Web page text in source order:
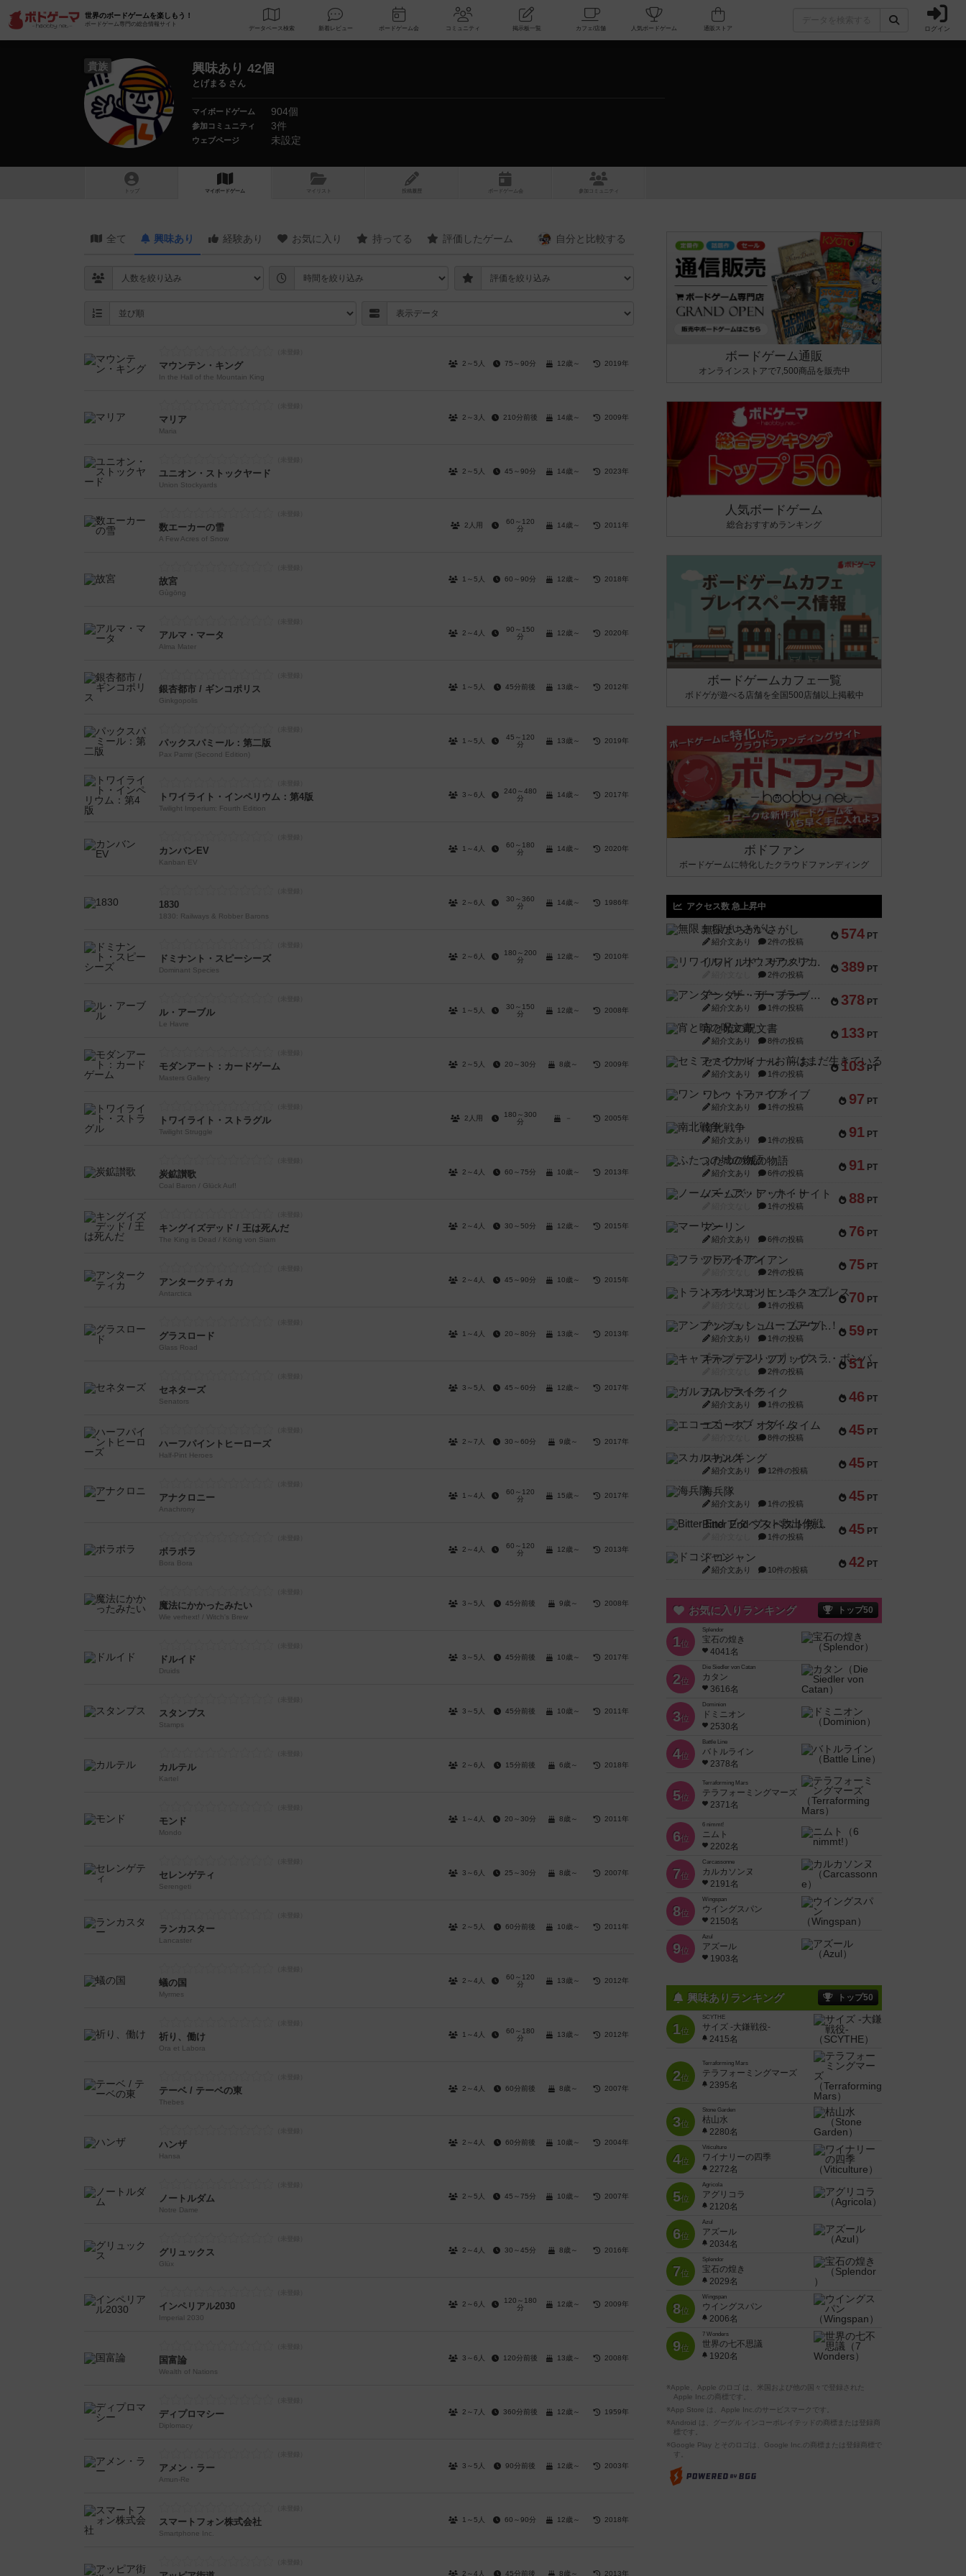
世界のボードゲームを楽しもう！
ボードゲーム専門の総合情報サイト
データベース 検索 新着レビュー ボードゲーム会 コミュニティ 掲示板一覧 カフェ/店舗 人気ボードゲーム ログイン
貴族 興味あり 42個
とげまる さん
マイボードゲーム 904個
参加コミュニティ 3件
ウェブページ 未設定
トップ マイボードゲーム マイリスト 投稿履歴 ボ ドゲ ーム コミュニティ
全て 興味あり 経験あり お気に入り 持ってる 評価したゲーム 自分と 比較する
マウンテン・キング
In the Hall of the Mountain King
2～5人 75～90分 12歳～ 2019年
マリア
Maria
2～3人 210分前後 14歳～ 2009年
ユニオン・ストックヤード
Union Stockyards
2～5人 45～90分 14歳～ 2023年
数エーカーの雪
A Few Acres of Snow
2人用
60～120
分
14歳～ 2011年
故宮
Gùgōng
1～5人 60～90分 12歳～ 2018年
アルマ・マータ
Alma Mater
2～4人
90～150
分
12歳～ 2020年
銀杏都市 / ギンコポリス
Ginkgopolis
1～5人 45分前後 13歳～ 2012年
パックスパミール：第二版
Pax Pamir (Second Edition)
1～5人
45～120
分
13歳～ 2019年
トワイライト・インペリウム：第4版
Twilight Imperium: Fourth Edition
3～6人
240～480
分
14歳～ 2017年
カンバンEV
Kanban EV
1～4人
60～180
分
14歳～ 2020年
1830
1830: Railways & Robber Barons
2～6人
30～360
分
14歳～ 1986年
ドミナント・スピーシーズ
Dominant Species
2～6人
180～200
分
12歳～ 2010年
ル・アーブル
Le Havre
1～5人
30～150
分
12歳～ 2008年
モダンアート：カードゲーム
Masters Gallery
2～5人 20～30分 8歳～ 2009年
トワイライト・ストラグル
Twilight Struggle
2人用
180～300
分
－ 2005年
炭鉱讃歌
Coal Baron / Glück Auf!
2～4人 60～75分 10歳～ 2013年
キングイズデッド / 王は死んだ
The King is Dead / König von Siam
2～4人 30～50分 12歳～ 2015年
アンタークティカ
Antarctica
2～4人 45～90分 10歳～ 2015年
グラスロード
Glass Road
1～4人 20～80分 13歳～ 2013年
セネターズ
Senators
3～5人 45～60分 12歳～ 2017年
ハーフパイントヒーローズ
Half-Pint Heroes
2～7人 30～60分 9歳～ 2017年
アナクロニー
Anachrony
1～4人
60～120
分
15歳～ 2017年
ボラボラ
Bora Bora
2～4人
60～120
分
12歳～ 2013年
魔法にかかったみたい
Wie verhext! / Witch's Brew
3～5人 45分前後 9歳～ 2008年
ドルイド
Druids
3～5人 45分前後 10歳～ 2017年
スタンプス
Stamps
3～5人 45分前後 10歳～ 2011年
カルテル
Kartel
2～6人 15分前後 6歳～ 2018年
モンド
Mondo
1～4人 20～30分 8歳～ 2011年
セレンゲティ
Serengeti
3～6人 25～30分 8歳～ 2007年
ランカスター
Lancaster
2～5人 60分前後 10歳～ 2011年
蟻の国
Myrmes
2～4人
60～120
分
13歳～ 2012年
祈り、働け
Ora et Labora
1～4人
60～180
分
13歳～ 2012年
テーベ / テーベの東
Thebes
2～4人 60分前後 8歳～ 2007年
ハンザ
Hansa
2～4人 60分前後 10歳～ 2004年
ノートルダム
Notre Dame
2～5人 45～75分 10歳～ 2007年
グリュックス
Glüx
2～4人 30～45分 8歳～ 2016年
インペリアル2030
Imperial 2030
2～6人
120～180
分
12歳～ 2009年
国富論
Wealth of Nations
3～6人 120分前後 13歳～ 2008年
ディプロマシー
Diplomacy
2～7人 360分前後 12歳～ 1959年
アメン・ラー
Amun-Re
3～5人 90分前後 12歳～ 2003年
スマートフォン株式会社
Smartphone Inc.
1～5人 60～90分 12歳～ 2018年
2～4人 45分前後 8歳～ 2013年
ボードゲーム通販
オンラインストアで7,500商品を販売中
人気ボードゲーム
総合おすすめランキング
ボードゲームカフェ一覧
ボドゲが遊べる店舗を全国500店舗以上掲載中
ボドファン
ボードゲームに特化したクラウドファンディング
アクセス数 急上昇中
574 PT
無限まちがいさがし
紹介文あり 2件の投稿
389 PT
リワイルド：サウスアメリカ
2件の投稿
378 PT
アンダー・ザ・テーブラー
紹介文あり 1件の投稿
133 PT
宵と暁の呪文書
紹介文あり 8件の投稿
103 PT
セミファイナル ～お前はまだ生きている～
紹介文あり 1件の投稿
97 PT
ワン・トゥ・ファイブ
紹介文あり 1件の投稿
91 PT
南北戦争
紹介文あり 1件の投稿
91 PT
ふたつの城の物語
紹介文あり 6件の投稿
88 PT
ノームズ・アット・ナイト
1件の投稿
76 PT
マーリン
紹介文あり 6件の投稿
75 PT
フラットアイアン
2件の投稿
70 PT
トランスオリエント・エクスプレス
1件の投稿
59 PT
アンブッシュ！：ムーブアウト！
紹介文あり 1件の投稿
51 PT
キャプテン・フリップ：イスラ・ボンバ
2件の投稿
46 PT
ガルフストライク
紹介文あり 1件の投稿
45 PT
エコーズ・オブ・タイム
8件の投稿
45 PT
スカルキング
紹介文あり 12件の投稿
45 PT
海兵隊
紹介文あり 1件の投稿
45 PT
Bitter End ブタペスト救出作戦
1件の投稿
42 PT
ドコジャン
紹介文あり 10件の投稿
お気に入りランキング トップ50
1位
Splendor
宝石の煌き
4041名
2位
Die Siedler von Catan
カタン
3616名
3位
Dominion
ドミニオン
2530名
4位
Battle Line
バトルライン
2378名
5位
Terraforming Mars
テラフォーミングマーズ
2371名
6位
6 nimmt!
ニムト
2202名
7位
Carcassonne
カルカソンヌ
2191名
8位
Wingspan
ウイングスパン
2150名
9位
Azul
アズール
1903名
興味ありランキング トップ50
1位
SCYTHE
サイズ -大鎌戦役-
2415名
2位
Terraforming Mars
テラフォーミングマーズ
2395名
3位
Stone Garden
枯山水
2280名
4位
Viticulture
ワイナリーの四季
2272名
5位
Agricola
アグリコラ
2120名
6位
Azul
アズール
2034名
7位
Splendor
宝石の煌き
2029名
8位
Wingspan
ウイングスパン
2006名
9位
7 Wonders
世界の七不思議
1920名
※Apple、Apple のロゴ は、米国および他の国々で登録された
Apple Inc.の商標です。
※App Store は、Apple Inc.のサービスマークです。
※Android は、グーグル インコーポレイテッドの商標または登録商
標です。
※Google Play とそのロゴは、Google Inc.の商標または登録商標で
す。